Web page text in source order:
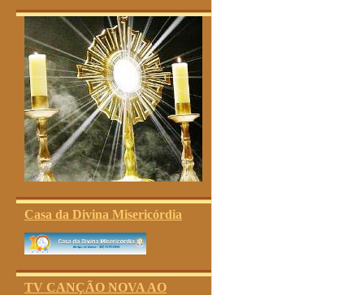
Casa da Divina Misericórdia
TV CANÇÃO NOVA AO